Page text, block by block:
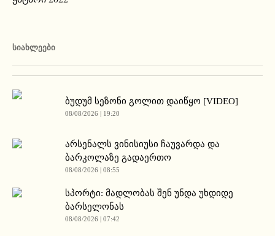
ᲡᲘᲐᲮᲚᲔᲔᲑᲘ
ბუდუმ სეზონი გოლით დაიწყო [VIDEO]
08/08/2026 | 19:20
არსენალს ვინისიუსი ჩაუვარდა და
ბარკოლაზე გადაერთო
08/08/2026 | 08:55
სპორტი: მადლობას შენ უნდა უხდიდე
ბარსელონას
08/08/2026 | 07:42